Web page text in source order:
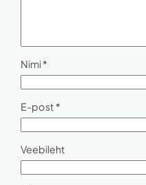
Nimi*
E-post *
Veebileht